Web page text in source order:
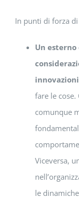
In punti di forza
Un
fare le cose.
comunque
Viceversa,
le